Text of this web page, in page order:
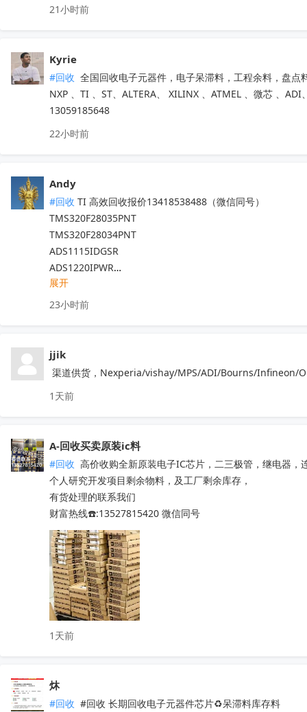
21小时前
Kyrie
#回收 全国回收电子元器件，电子呆滞料，工程余料，盘
NXP 、TI 、ST、ALTERA、 XILINX 、ATMEL 、微芯 、
13059185648
22小时前
Andy
#回收 TI 高效回收报价13418538488（微信同号）
TMS320F28035PNT
TMS320F28034PNT
ADS1115IDGSR
ADS1220IPWR
ADS1110A0IDBVR
ADS1015IDGSR
ADS1120IPWR
TMS320F28335PGFA
TMS320F28027PTT
ADS1248IPWR
TMS320F28035PAGT
TMS320F2808PZA
ADS1115IDGSR
ADS1299IPAGR
ADS8688IDBTR
ADS1255IDBR
TPS61021ADSGR
TSC2046IPWR
ADS131M04IPWR
ADS1115IRUGR
ADS1232IPWR
ADS8866IDGSR
DRV8231ADSGR
ADS1298IPAGR
展开
23小时前
jjik
渠道供货，Nexperia/vishay/MPS/ADI/Bourns/Infineon/
1天前
A-回收买卖原装ic料
#回收 高价收购全新原装电子IC芯片，二三极管，继电器，
个人研究开发项目剩余物料，及工厂剩余库存，
有货处理的联系我们
财富热线☎️:13527815420 微信同号
1天前
炑
#回收 #回收 长期回收电子元器件芯片♻️呆滞料库存料